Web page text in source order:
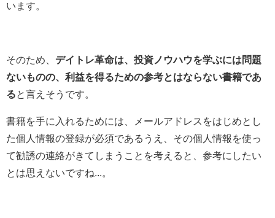
います。
そのため、 デイトレ革命は、投資ノウハウを学ぶには問題
ないものの、利益を得るための参考とはならない書籍であ
る と言えそうです。
書籍を手に入れるためには、メールアドレスをはじめとし
た個人情報の登録が必須であるうえ、その個人情報を使っ
て勧誘の連絡がきてしまうことを考えると、参考にしたい
とは思えないですね...。